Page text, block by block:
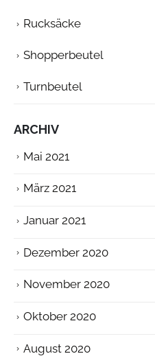
Rucksäcke
Shopperbeutel
Turnbeutel
ARCHIV
Mai 2021
März 2021
Januar 2021
Dezember 2020
November 2020
Oktober 2020
August 2020